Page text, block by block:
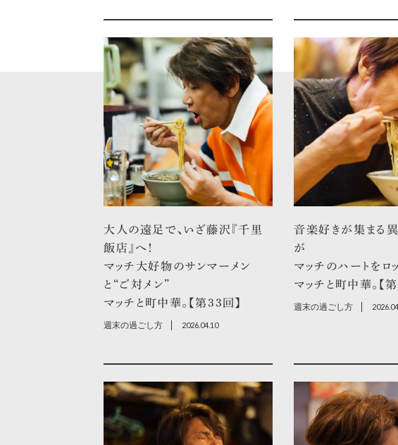
大人の遠足で、いざ藤沢『千里
飯店』へ！
マッチ大好物のサンマーメン
と“ご対メン”
マッチと町中華。【第33回】
週末の過ごし方 2026.04.10
音楽好きが集まる
が
マッチのハートをロ
マッチと町中華。【
週末の過ごし方